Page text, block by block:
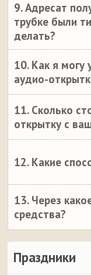
Праздники
9. Адресат
трубке были
делать?
10. Как я могу
аудио-
11. Сколько
открытку с
12. Какие
13. Через
средства?